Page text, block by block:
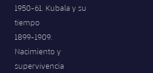
1950-61. Kubala y su
tiempo
1899-1909.
Nacimiento y
supervivencia